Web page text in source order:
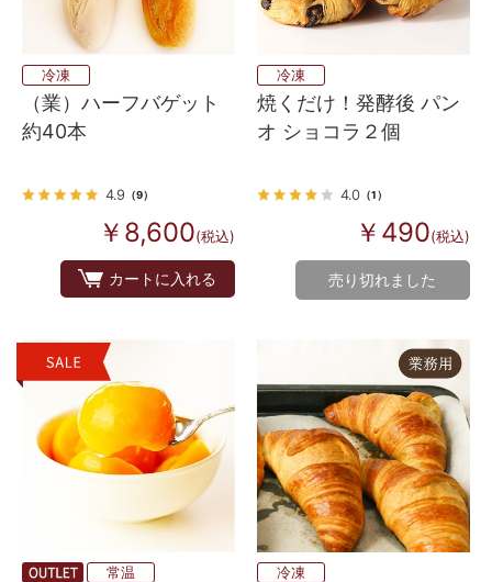
冷凍
（業）ハーフバゲット
約40本
4.9 （9）
￥8,600(税込)
カートに入れる
冷凍
焼くだけ！発酵後 パン
オ ショコラ２個
4.0（1）
￥490(税込)
売り切れました
常温 冷凍